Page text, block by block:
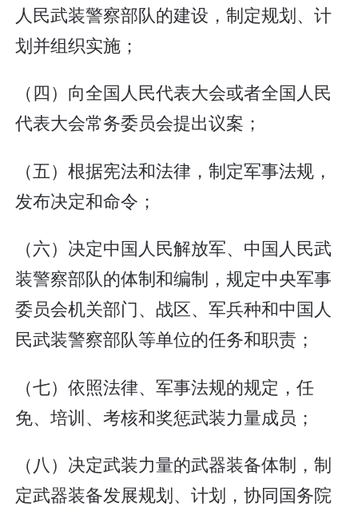
人民武装警察部队的建设，制定规划、计
划并组织实施；
（四）向全国人民代表大会或者全国人民
代表大会常务委员会提出议案；
（五）根据宪法和法律，制定军事法规，
发布决定和命令；
（六）决定中国人民解放军、中国人民武
装警察部队的体制和编制，规定中央军事
委员会机关部门、战区、军兵种和中国人
民武装警察部队等单位的任务和职责；
（七）依照法律、军事法规的规定，任
免、培训、考核和奖惩武装力量成员；
（八）决定武装力量的武器装备体制，制
定武器装备发展规划、计划，协同国务院